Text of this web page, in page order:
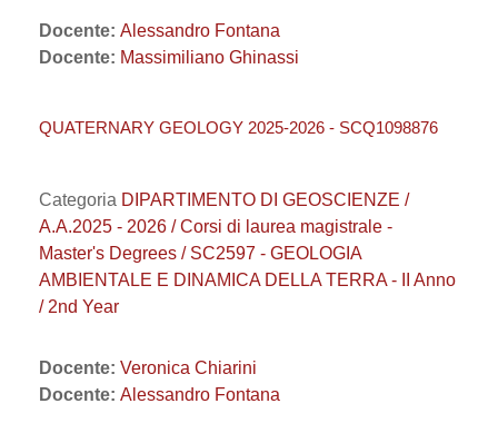
Docente: Alessandro Fontana
Docente: Massimiliano Ghinassi
QUATERNARY GEOLOGY 2025-2026 - SCQ1098876
Categoria DIPARTIMENTO DI GEOSCIENZE /
A.A.2025 - 2026 / Corsi di laurea magistrale -
Master's Degrees / SC2597 - GEOLOGIA
AMBIENTALE E DINAMICA DELLA TERRA - II Anno
/ 2nd Year
Docente: Veronica Chiarini
Docente: Alessandro Fontana